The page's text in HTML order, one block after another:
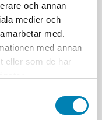
och annan
medier och
med.
med annan
eller som de har